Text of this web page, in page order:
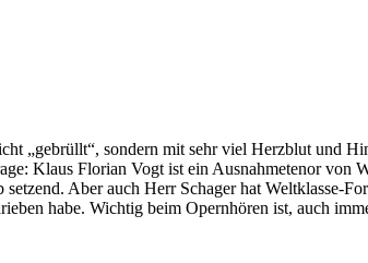
„gebrüllt“, sondern mit sehr viel Herzblut und
Klaus Florian Vogt ist ein Ausnahmetenor von
Aber auch Herr Schager hat Weltklasse-
habe. Wichtig beim Opernhören ist, auch